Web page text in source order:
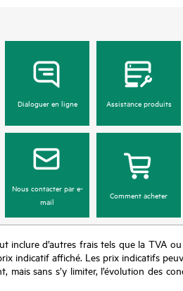
Dialoguer en ligne Assistance produits
Nous contacter par e-
mail
Comment acheter
d’autres frais tels que la TVA
indicatif affiché. Les prix indicatifs
sans s’y limiter, l’évolution des